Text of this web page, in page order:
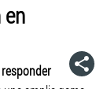
responder